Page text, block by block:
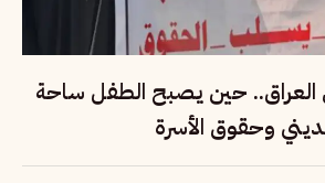
العراق.. حين يصبح الطفل ساحة
وحقوق الأسرة